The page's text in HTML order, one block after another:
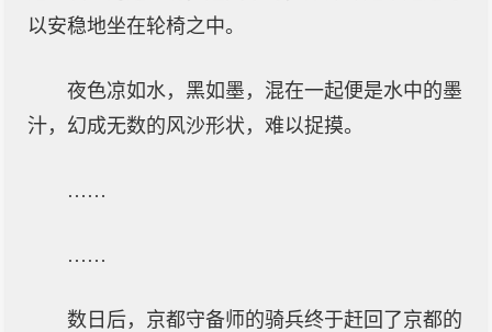
以安稳地坐在轮椅之中。
夜色凉如水，黑如墨，混在一起便是水中的墨
汁，幻成无数的风沙形状，难以捉摸。
……
……
数日后，京都守备师的骑兵终于赶回了京都的